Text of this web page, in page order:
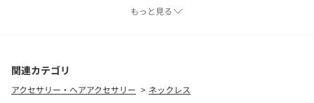
・同シリーズのピアス（対象品番：18334990118）とリング（対
象品番：18334990113）もございます。
もっと見る
関連カテゴリ
アクセサリー・ヘアアクセサリー ネックレス